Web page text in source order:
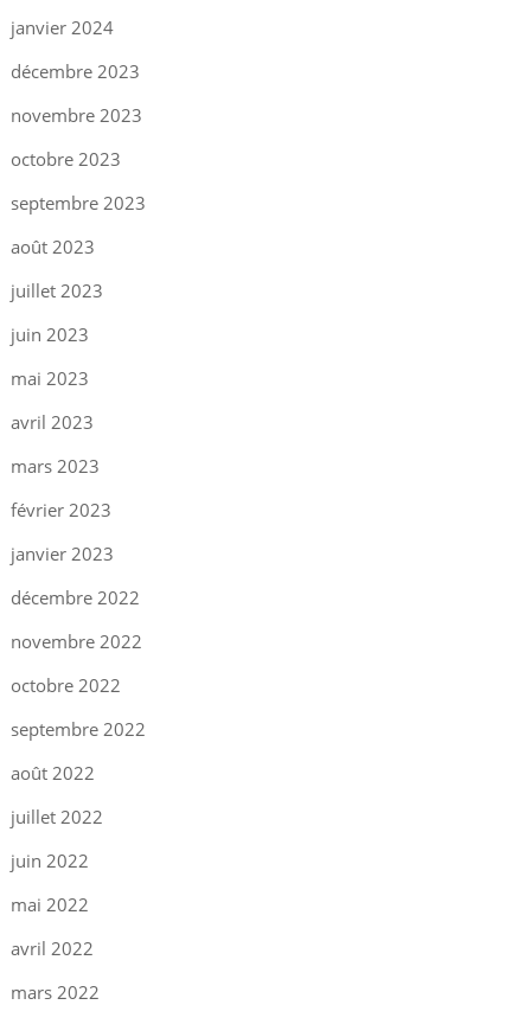
janvier 2024
décembre 2023
novembre 2023
octobre 2023
septembre 2023
août 2023
juillet 2023
juin 2023
mai 2023
avril 2023
mars 2023
février 2023
janvier 2023
décembre 2022
novembre 2022
octobre 2022
septembre 2022
août 2022
juillet 2022
juin 2022
mai 2022
avril 2022
mars 2022